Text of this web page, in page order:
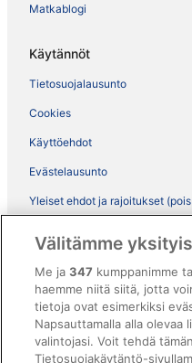
Matkablogi
Käytännöt
Tietosuojalausunto
Cookies
Käyttöehdot
Evästelausunto
Yleiset ehdot ja rajoitukset
ebookers BONUS+ -ohjelman
Oikeudelliset tiedot / ota meihin
Sisältövaatimukset ja
Välitämme
Me ja347 kumppanimme
haemme niitä siitä, jotta
tietoja ovat esimerkiksi
Napsauttamalla alla olevaa
valintojasi. Voit tehdä
Tietosuojakäytäntö-